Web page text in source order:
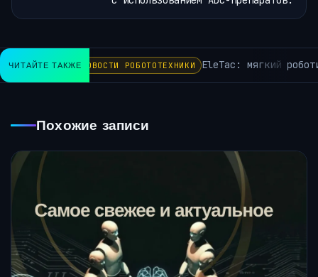
ЧИТАЙТЕ ТАКЖЕНОВОСТИ РОБОТОТЕХНИКИ EleTac: мягкий
Похожие записи